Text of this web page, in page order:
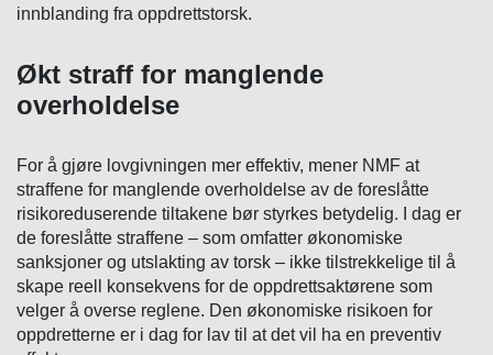
innblanding fra oppdrettstorsk.
Økt straff for manglende
overholdelse
For å gjøre lovgivningen mer effektiv, mener NMF at
straffene for manglende overholdelse av de foreslåtte
risikoreduserende tiltakene bør styrkes betydelig. I dag er
de foreslåtte straffene – som omfatter økonomiske
sanksjoner og utslakting av torsk – ikke tilstrekkelige til å
skape reell konsekvens for de oppdrettsaktørene som
velger å overse reglene. Den økonomiske risikoen for
oppdretterne er i dag for lav til at det vil ha en preventiv